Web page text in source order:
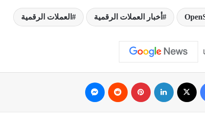
أخبار العملات الرقمية العملات الرقمية
فيسبوك لينكدإن بينتيريست